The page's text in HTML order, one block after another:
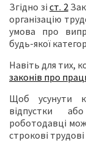
Згідно зіст. 2
організацію
умова про
будь-якої
Навіть для тих,
законів про
Щоб усунути
відпустки
роботодавці
строкові